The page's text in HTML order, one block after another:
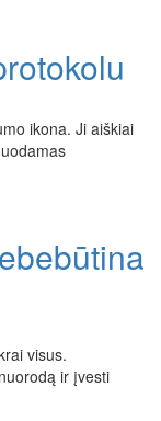
ikona. Ji aiškiai
visus.
ir įvesti